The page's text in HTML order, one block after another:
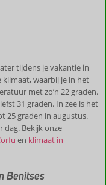
tijdens je vakantie in
waarbij je in het
met zo’n 22 graden.
31 graden. In zee is het
25 graden in augustus.
dag. Bekijk onze
en klimaat in
Benitses